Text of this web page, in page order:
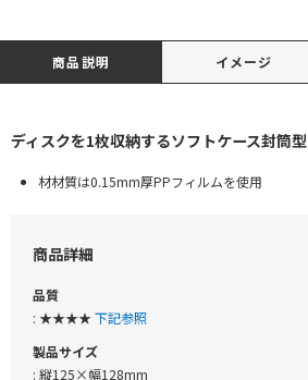
商品説明 イメージ
ディスクを1枚収納するソフトケース封筒型
材材質は0.15mm厚PPフィルムを使用
商品詳細
品質
: ★★★★下記参照
製品サイズ
: 縦125×幅128mm